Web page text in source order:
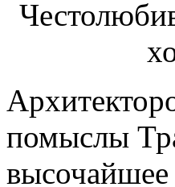
помыслы
высочайшее